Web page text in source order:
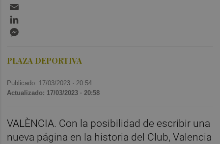
PLAZA DEPORTIVA
Publicado: 17/03/2023 · 20:54
Actualizado: 17/03/2023 · 20:58
VALÈNCIA. Con la posibilidad de escribir una
nueva página en la historia del Club, Valencia